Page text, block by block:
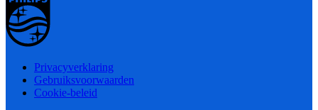
Privacyverklaring
Gebruiksvoorwaarden
Cookie-beleid